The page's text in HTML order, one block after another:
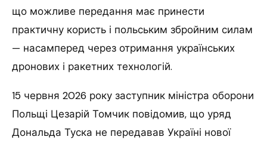
що можливе передання має принести
практичну користь і польським збройним силам
— насамперед через отримання українських
дронових і ракетних технологій.
15 червня 2026 року заступник міністра оборони
Польщі Цезарій Томчик повідомив, що уряд
Дональда Туска не передавав Україні нової